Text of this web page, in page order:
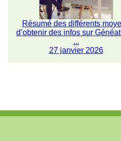
Résumé des différents
d’obtenir des infos sur
...
27 janvier 2026